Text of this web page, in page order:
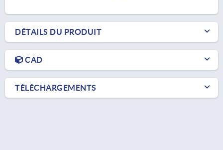
DÉTAILS DU PRODUIT
CAD
TÉLÉCHARGEMENTS